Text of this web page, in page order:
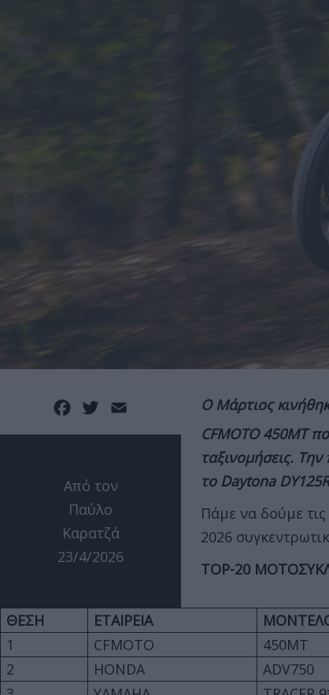
Facebook
Twitter
Από τον
Παύλο
Καρατζά
23/4/2026
Ο Μάρτιος
CFMOTO 450MT
ταξινομήσεις.
το Daytona
Πάμε να δούμε
2026
TOP-20
ΘΕΣΗ ΕΤΑΙΡΕΙΑ
1
CFMOTO 450MT
2
HONDA ADV750